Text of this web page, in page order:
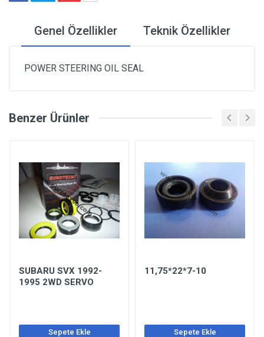
Genel Özellikler Teknik Özellikler
POWER STEERING OIL SEAL
Benzer Ürünler
SUBARU SVX 1992-
1995 2WD SERVO
Sepete Ekle
11,75*22*7-10
Sepete Ekle